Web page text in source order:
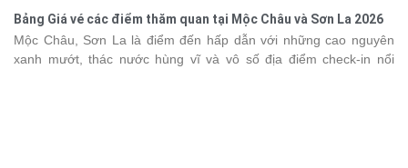
chỉ là dịp nâng cao kỹ năng và chia sẻ kinh nghiệm công tác,
chương trình còn mang đến những hoạt động giao lưu sôi nổi,
góp phần gắn kết tập thể và lưu giữ nhiều kỷ niệm đáng nhớ.
Bảng Giá vé các điểm thăm quan tại Mộc Châu và Sơn La 2026
Mộc Châu, Sơn La là điểm đến hấp dẫn với những cao nguyên
xanh mướt, thác nước hùng vĩ và vô số địa điểm check-in nổi